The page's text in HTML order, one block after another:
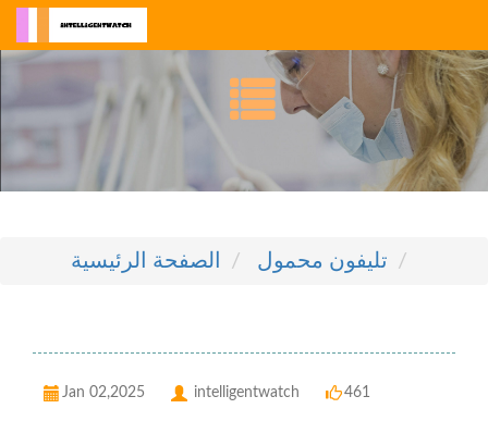
الصفحة الرئيسية تليفون محمول
Jan 02,2025 intelligentwatch 461